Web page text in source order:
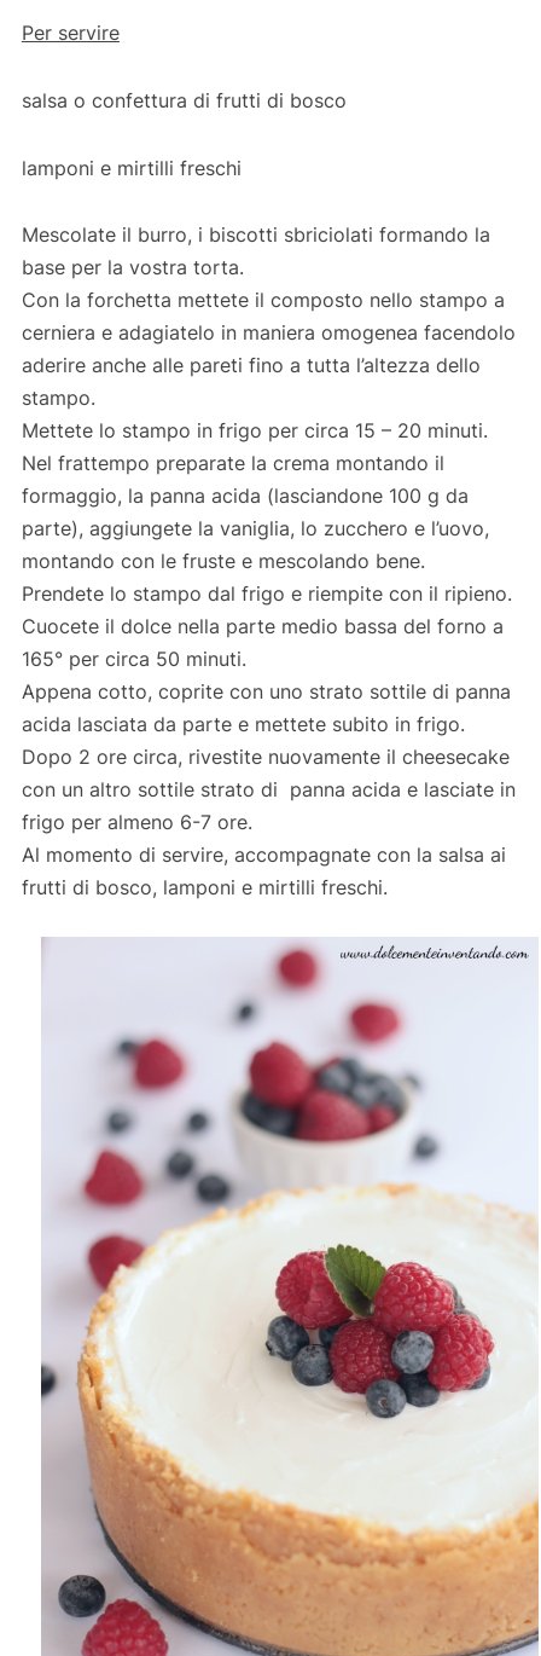
Per servire
salsa o confettura di frutti di bosco
lamponi e mirtilli freschi
Mescolate il burro, i biscotti sbriciolati formando la
base per la vostra torta.
Con la forchetta mettete il composto nello stampo a
cerniera e adagiatelo in maniera omogenea facendolo
aderire anche alle pareti fino a tutta l’altezza dello
stampo.
Mettete lo stampo in frigo per circa 15 – 20 minuti.
Nel frattempo preparate la crema montando il
formaggio, la panna acida (lasciandone 100 g da
parte), aggiungete la vaniglia, lo zucchero e l’uovo,
montando con le fruste e mescolando bene.
Prendete lo stampo dal frigo e riempite con il ripieno.
Cuocete il dolce nella parte medio bassa del forno a
165° per circa 50 minuti.
Appena cotto, coprite con uno strato sottile di panna
acida lasciata da parte e mettete subito in frigo.
Dopo 2 ore circa, rivestite nuovamente il cheesecake
con un altro sottile strato di panna acida e lasciate in
frigo per almeno 6-7 ore.
Al momento di servire, accompagnate con la salsa ai
frutti di bosco, lamponi e mirtilli freschi.